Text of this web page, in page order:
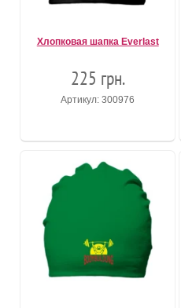
Хлопковая шапка Everlast
225 грн.
Артикул: 300976